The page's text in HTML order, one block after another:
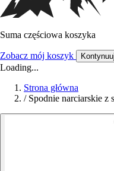
Suma częściowa koszyka
Zobacz mój koszyk
Loading...
Strona główna
/ Spodnie narciarskie